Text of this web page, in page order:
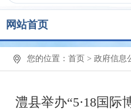
网站首页
您的位置： 首页 > 政府信息
澧县举办“5·18国际